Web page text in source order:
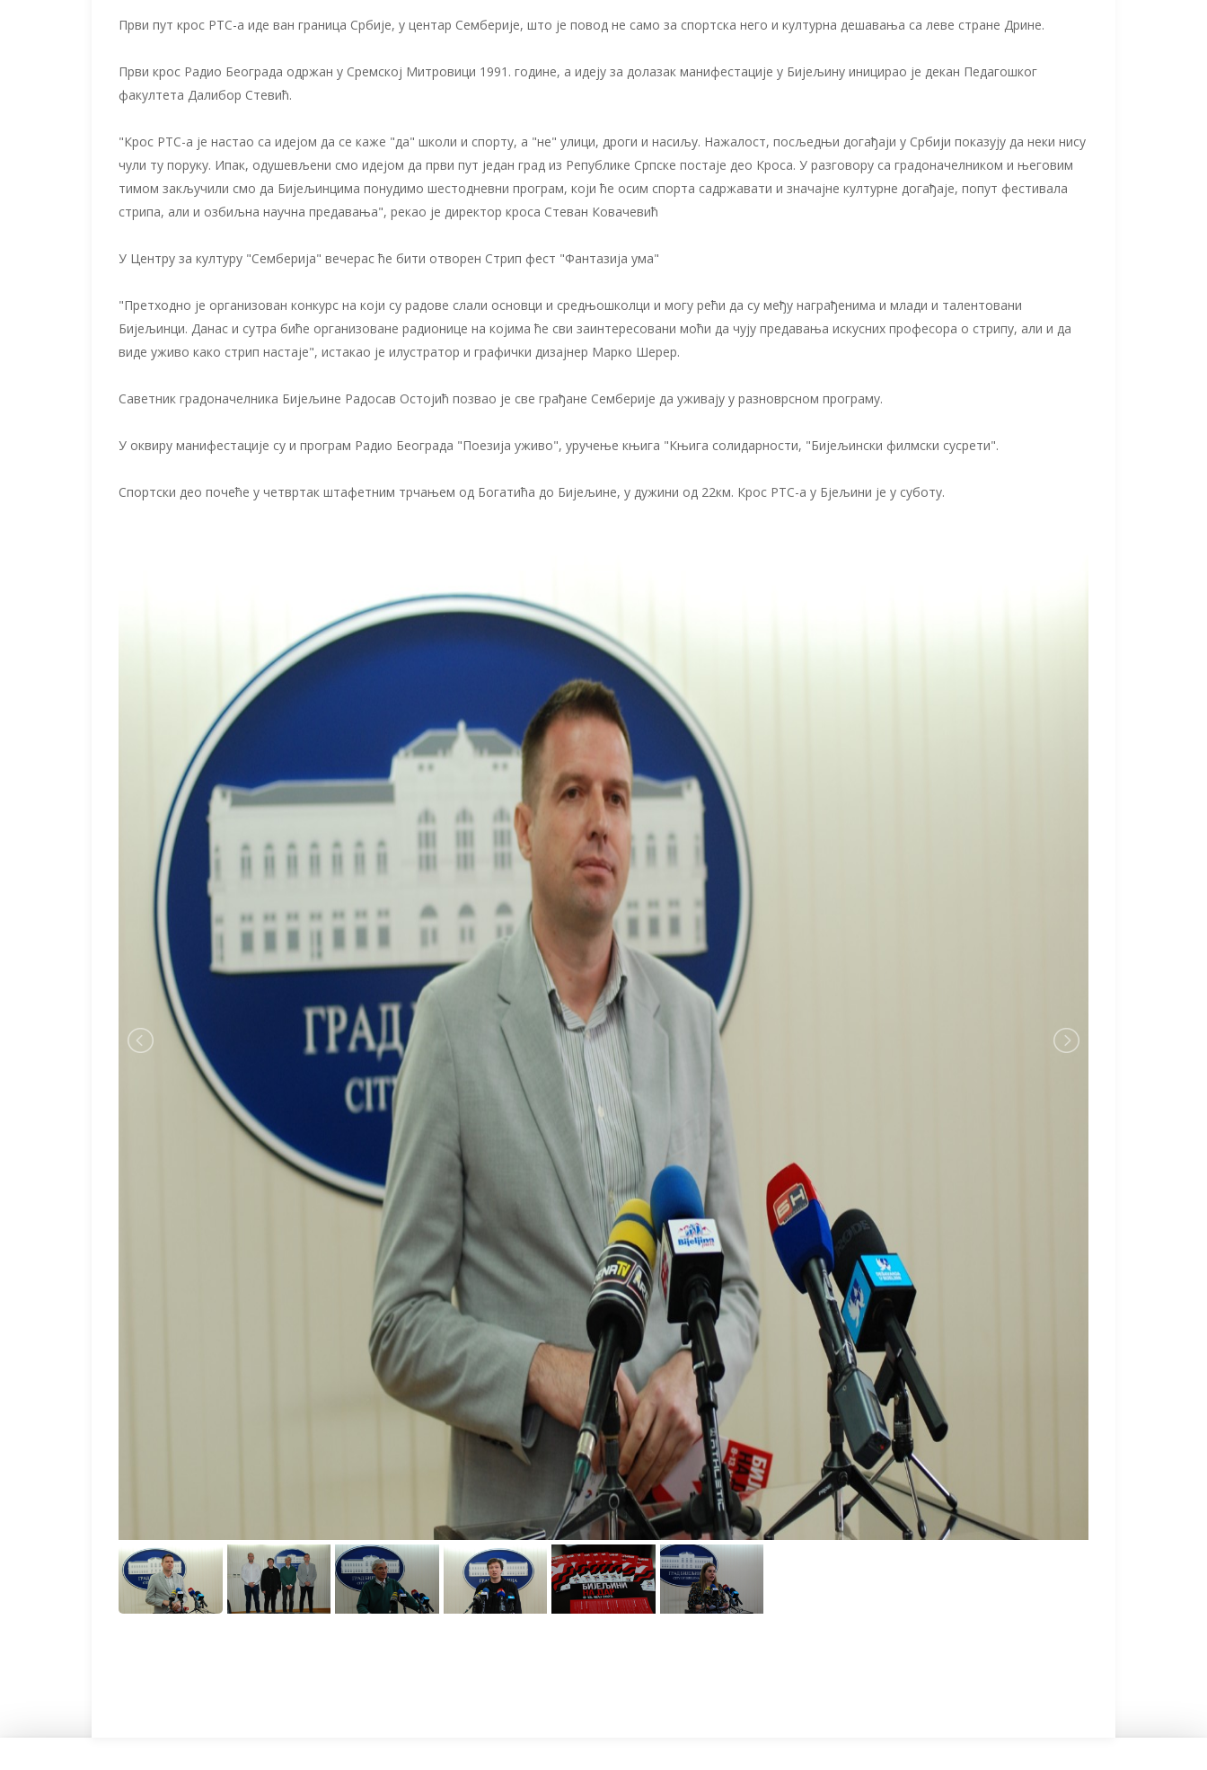
Први пут крос РТС-а иде ван граница Србије, у центар Семберије, што је повод не само за спортска него и културна дешавања са леве стране Дрине.
Први крос Радио Београда одржан у Сремској Митровици 1991. године, а идеју за долазак манифестације у Бијељину иницирао је декан Педагошког
факултета Далибор Стевић.
"Крос РТС-а је настао са идејом да се каже "да" школи и спорту, а "не" улици, дроги и насиљу. Нажалост, посљедњи догађаји у Србији показују да неки нису
чули ту поруку. Ипак, одушевљени смо идејом да први пут један град из Републике Српске постаје део Кроса. У разговору са градоначелником и његовим
тимом закључили смо да Бијељинцима понудимо шестодневни програм, који ће осим спорта садржавати и значајне културне догађаје, попут фестивала
стрипа, али и озбиљна научна предавања", рекао је директор кроса Стеван Ковачевић
У Центру за културу "Семберија" вечерас ће бити отворен Стрип фест "Фантазија ума"
"Претходно је организован конкурс на који су радове слали основци и средњошколци и могу рећи да су међу награђенима и млади и талентовани
Бијељинци. Данас и сутра биће организоване радионице на којима ће сви заинтересовани моћи да чују предавања искусних професора о стрипу, али и да
виде уживо како стрип настаје", истакао је илустратор и графички дизајнер Марко Шерер.
Саветник градоначелника Бијељине Радосав Остојић позвао је све грађане Семберије да уживају у разноврсном програму.
У оквиру манифестације су и програм Радио Београда "Поезија уживо", уручење књига "Књига солидарности, "Бијељински филмски сусрети".
Спортски део почеће у четвртак штафетним трчањем од Богатића до Бијељине, у дужини од 22км. Крос РТС-а у Бјељини је у суботу.
Саветник градоначелника Бијељине Радосав Остојић